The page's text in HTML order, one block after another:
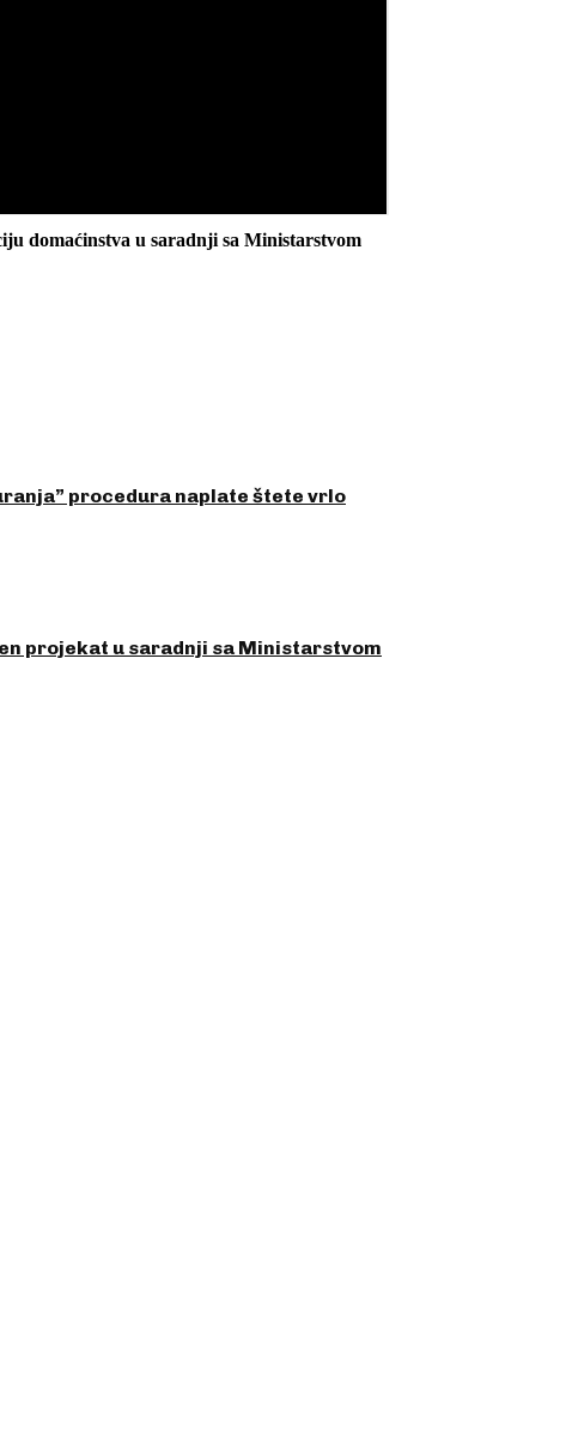
domaćinstva u saradnji sa Ministarstvom
procedura naplate štete vrlo
projekat u saradnji sa Ministarstvom